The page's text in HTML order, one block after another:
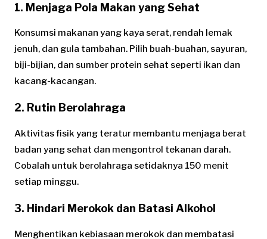
1. Menjaga Pola Makan yang Sehat
Konsumsi makanan yang kaya serat, rendah lemak
jenuh, dan gula tambahan. Pilih buah-buahan, sayuran,
biji-bijian, dan sumber protein sehat seperti ikan dan
kacang-kacangan.
2. Rutin Berolahraga
Aktivitas fisik yang teratur membantu menjaga berat
badan yang sehat dan mengontrol tekanan darah.
Cobalah untuk berolahraga setidaknya 150 menit
setiap minggu.
3. Hindari Merokok dan Batasi Alkohol
Menghentikan kebiasaan merokok dan membatasi